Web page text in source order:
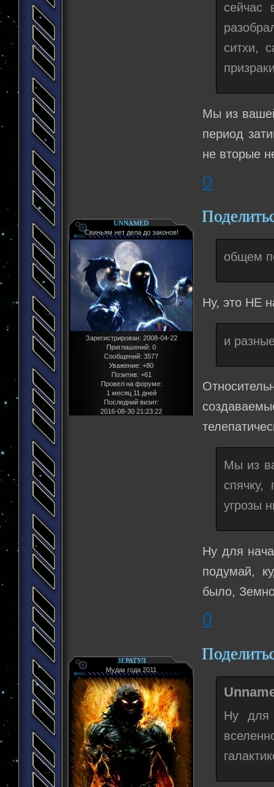
сейчас
ситхи,
Мы из
период
не вторые
0
UNNAMED
Свиньям нет дела до законов!
Зарегистрирован: 2008-04-22
Приглашений: 0
Сообщений: 3577
Уважение: +80
Позитив: +61
Провел на форуме:
1 месяц 11 дней
Последний визит:
2016-08-30 21:23:22
общем
Ну, это НЕ
и
Мы из
спячку,
угрозы
Ну для
подумай,
было,
0
ЗЕРАТУЛ
Мудак года 2011
Ну для